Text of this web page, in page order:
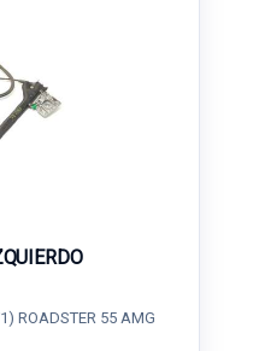
ROADSTER 55 AMG